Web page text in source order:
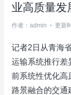
业高质量发
作者：admin • 更新
记者2日从青海
运输系统推行差
前系统性优化高
路景融合的交通